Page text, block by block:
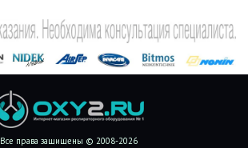
Все права защищены © 2008-2026